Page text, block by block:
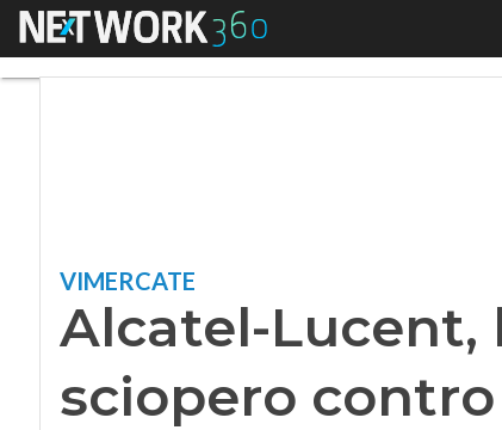
Menu
VIMERCATE
Alcatel-Lucent,
sciopero